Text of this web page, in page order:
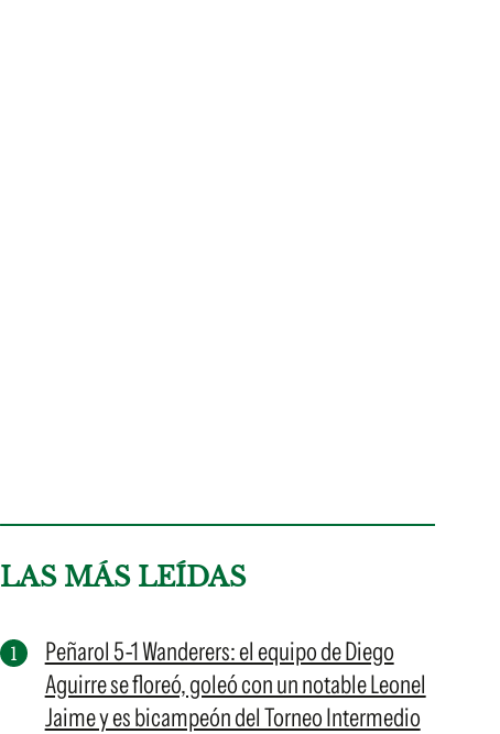
LAS MÁS LEÍDAS
Peñarol 5-1 Wanderers: el equipo de Diego
Aguirre se floreó, goleó con un notable Leonel
Jaime y es bicampeón del Torneo Intermedio